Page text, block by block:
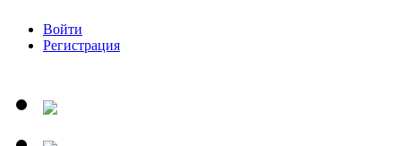
Войти
Регистрация